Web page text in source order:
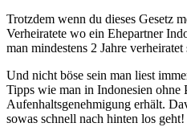
Trotzdem wenn du dieses Gesetz
Verheiratete wo ein Ehepartner
man mindestens 2 Jahre verheiratet
Und nicht böse sein man liest
Tipps wie man in Indonesien ohne
Aufenhaltsgenehmigung erhält.
sowas schnell nach hinten los geht!